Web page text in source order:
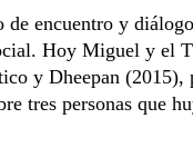
de encuentro y
Hoy Miguel y el
y Dheepan (2015),
tres personas que